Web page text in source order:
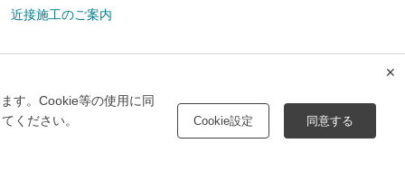
近接施工のご案内
広告掲載について メルマガ
す。Cookie等の使用に同
ください。
Cookie設定 同意する
✕